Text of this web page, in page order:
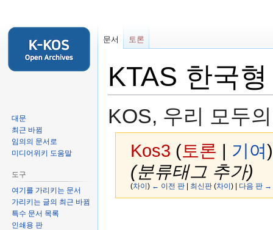
KTAS 한국
KOS, 우리 모두
Kos3 (토론 | 기여)
(분류태그 추가)
(차이 ) ← 이전 판| 최신판(차이 ) | 다음 판 →
문서 토론
대문
최근 바뀜
임의의 문서로
미디어위키 도움말
도구
여기를 가리키는 문서
가리키는 글의 최근 바뀜
특수 문서 목록
인쇄용 판